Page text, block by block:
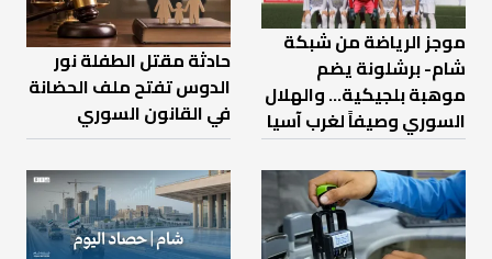
موجز الرياضة من شبكة
شام- برشلونة يضم
موهبة بلجيكية... والهلال
السوري وصيفاً لغرب آسيا
حادثة مقتل الطفلة نور
الدوس تفتح ملف الحضانة
في القانون السوري